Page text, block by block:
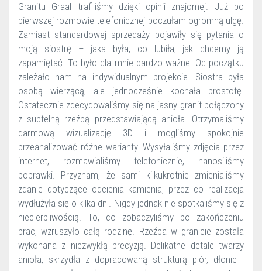
Granitu Graal trafiliśmy dzięki opinii znajomej. Już po
pierwszej rozmowie telefonicznej poczułam ogromną ulgę.
Zamiast standardowej sprzedaży pojawiły się pytania o
moją siostrę – jaka była, co lubiła, jak chcemy ją
zapamiętać. To było dla mnie bardzo ważne. Od początku
zależało nam na indywidualnym projekcie. Siostra była
osobą wierzącą, ale jednocześnie kochała prostotę.
Ostatecznie zdecydowaliśmy się na jasny granit połączony
z subtelną rzeźbą przedstawiającą anioła. Otrzymaliśmy
darmową wizualizację 3D i mogliśmy spokojnie
przeanalizować różne warianty. Wysyłaliśmy zdjęcia przez
internet, rozmawialiśmy telefonicznie, nanosiliśmy
poprawki. Przyznam, że sami kilkukrotnie zmienialiśmy
zdanie dotyczące odcienia kamienia, przez co realizacja
wydłużyła się o kilka dni. Nigdy jednak nie spotkaliśmy się z
niecierpliwością. To, co zobaczyliśmy po zakończeniu
prac, wzruszyło całą rodzinę. Rzeźba w granicie została
wykonana z niezwykłą precyzją. Delikatne detale twarzy
anioła, skrzydła z dopracowaną strukturą piór, dłonie i